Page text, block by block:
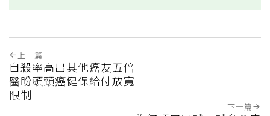
上一篇
自殺率高出其他癌友五倍
醫盼頭頸癌健保給付放寬
限制
下一篇